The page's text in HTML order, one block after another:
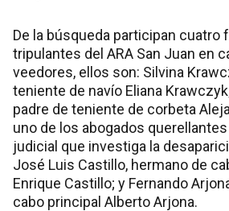
De la búsqueda participan cuatro
tripulantes del ARA San Juan en
veedores, ellos son: Silvina
teniente de navío Eliana
padre de teniente de corbeta
uno de los abogados
judicial que investiga la
José Luis Castillo, hermano de
Enrique Castillo; y Fernando
cabo principal Alberto Arjona.